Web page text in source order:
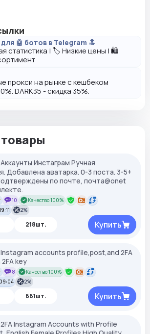
🤖 ботов в Telegram 🔝
статистика | 🏷️ Низкие цены | 🛍️
прокси на рынке с кешбеком
DARK35 - скидка 35%.
Аккаунты Инстаграм Ручная
Добавлена аватарка. 0-3 поста. 3-5+
по почте, почта@onet
10
Качество 100%
2%
218шт. Купить
Instagram accounts profile,post,and 2FA
key
8
Качество 100%
2%
661шт. Купить
2FA Instagram Accounts with Profile